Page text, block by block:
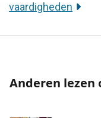
vaardigheden
Anderen lezen